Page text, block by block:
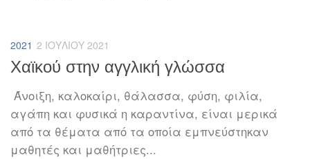
2021 2 ΙΟΥΛΊΟΥ 2021
Χαϊκού στην αγγλική γλώσσα
Άνοιξη, καλοκαίρι, θάλασσα, φύση, φιλία,
αγάπη και φυσικά η καραντίνα, είναι μερικά
από τα θέματα από τα οποία εμπνεύστηκαν
μαθητές και μαθήτριες...